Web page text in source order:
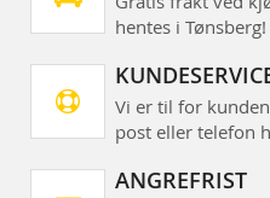
hentes i Tønsberg!
Vi er til for
post eller telefon
ANGREFRIST